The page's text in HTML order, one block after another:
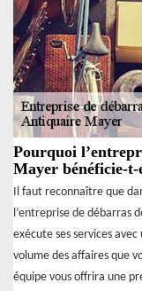
Pourquoi
Mayer bénéficie-t-
Il faut reconnaître que
l’entreprise de débarras
exécute ses services
volume des affaires que
équipe vous offrira une